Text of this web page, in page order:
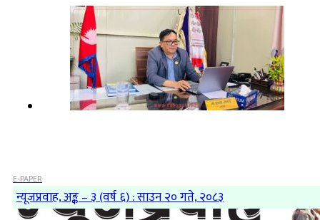
E-PAPER
न्यूजप्रवाह, अङ्क – ३ (वर्ष ६) : साउन २० गते, २०८३